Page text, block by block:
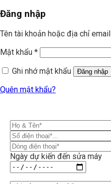
Đăng nhập
Tên tài khoản hoặc địa chỉ email
Mật khẩu *
Ghi nhớ mật khẩu
Đăng nhập
Quên mật khẩu?
Ngày dự kiến đến sửa máy